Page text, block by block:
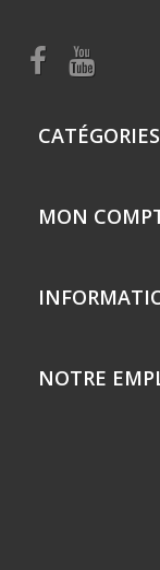
CATÉGORIES
MON
NOTRE